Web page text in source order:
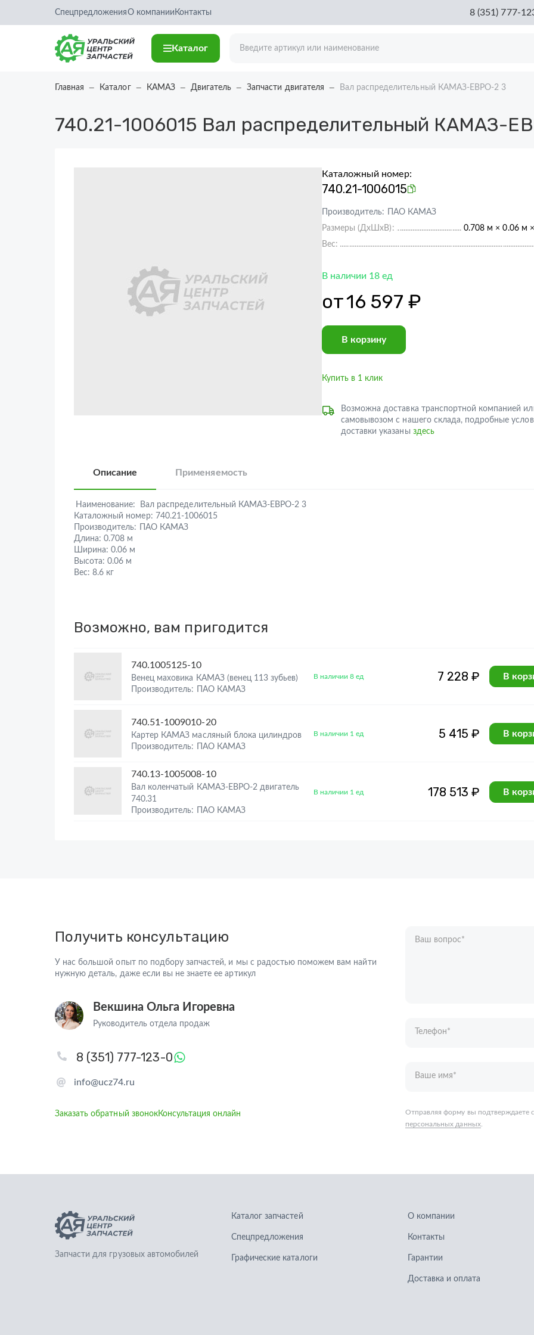
СпецпредложенияО компании Контакты 8 (351) 777-
Каталог
Главная Каталог КАМАЗ Двигатель Запчасти двигателя Вал распределительный КАМАЗ-ЕВРО-2 3
740.21-1006015 Вал распределительный КАМАЗ-
Каталожный номер:
740.21-1006015
Производитель:
ПАО КАМАЗ
Размеры (ДхШхВ):
0.708 м × 0.06 м
Вес:
В наличии 18 ед
от16 597 ₽
В корзину
Купить в 1 клик
Возможна доставка транспортной компанией
самовывозом с нашего склада, подробные
доставки указаны здесь
Описание Применяемость
Наименование:
Вал распределительный КАМАЗ-ЕВРО-2 3
Каталожный номер: 740.21-1006015
Производитель:
ПАО КАМАЗ
Длина: 0.708 м
Ширина: 0.06 м
Высота: 0.06 м
Вес: 8.6 кг
Возможно, вам пригодится
740.1005125-10
Венец маховика КАМАЗ (венец 113 зубьев)
Производитель: ПАО КАМАЗ
В наличии 8 ед 7 228 ₽ В
740.51-1009010-20
Картер КАМАЗ масляный блока цилиндров
Производитель: ПАО КАМАЗ
В наличии 1 ед 5 415 ₽ В
740.13-1005008-10
Вал коленчатый КАМАЗ-ЕВРО-2 двигатель
740.31
Производитель: ПАО КАМАЗ
В наличии 1 ед 178 513 ₽ В
Получить консультацию
У нас большой опыт по подбору запчастей, и мы с радостью поможем вам найти
нужную деталь, даже если вы не знаете ее артикул
Векшина Ольга Игоревна
Руководитель отдела продаж
info@ucz74.ru
8 (351) 777-123-0
Заказать обратный звонокКонсультация онлайн
Ваш вопрос*
Запчасти для грузовых автомобилей
Спецпредложения
Графические каталоги
Контакты
Гарантии
Доставка и оплата